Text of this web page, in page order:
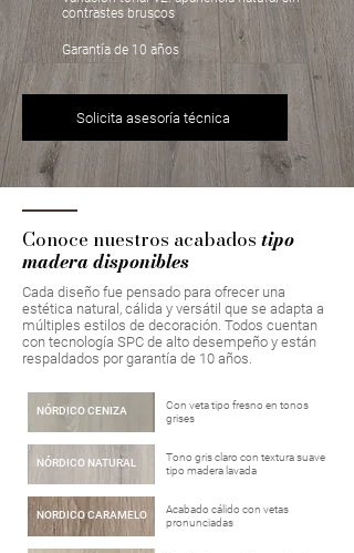
contrastes bruscos
Garantía de 10 años
Solicita asesoría técnica
Conoce nuestros acabadostipo
madera disponibles
Cada diseño fue pensado para ofrecer una
estética natural, cálida y versátil que se adapta a
múltiples estilos de decoración. Todos cuentan
con tecnología SPC de alto desempeño y están
respaldados por garantía de 10 años.
NÓRDICO CENIZA
Con veta tipo fresno en tonos
grises
NÓRDICO NATURAL
Tono gris claro con textura suave
tipo madera lavada
NORDICO CARAMELO
Acabado cálido con vetas
pronunciadas